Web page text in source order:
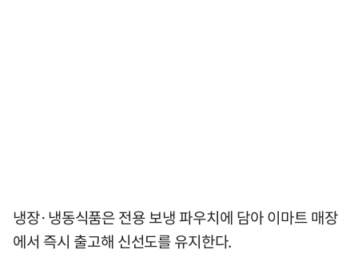
냉장·냉동식품은 전용 보냉 파우치에 담아 이마트 매장
에서 즉시 출고해 신선도를 유지한다.